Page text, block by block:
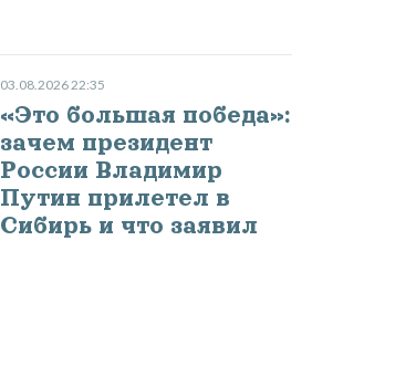
03.08.2026 22:35
«Это большая победа»:
зачем президент
России Владимир
Путин прилетел в
Сибирь и что заявил